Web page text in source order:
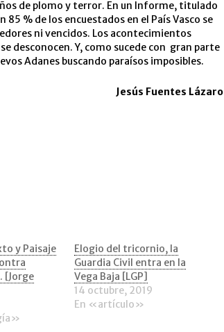
de plomo y terror. En un Informe, titulado
85 % de los encuestados en el País Vasco se
ni vencidos. Los acontecimientos
desconocen. Y, como sucede con gran parte
Adanes buscando paraísos imposibles.
Jesús Fuentes Lázaro
y Paisaje
[Jorge
Elogio del tricornio, la
Guardia Civil entra en la
Vega Baja [LGP]
14 octubre, 2019
En «artículo»